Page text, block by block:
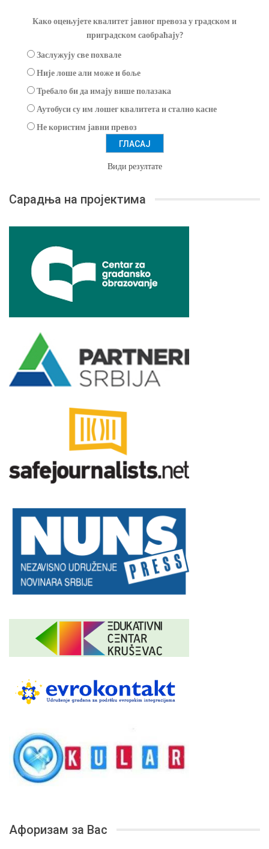
Како оцењујете квалитет јавног превоза у градском и
приградском саобраћају?
Заслужују све похвале
Није лоше али може и боље
Требало би да имају више полазака
Аутобуси су им лошег квалитета и стално касне
Не користим јавни превоз
Види резултате
Сарадња на пројектима
Афоризам за Вас